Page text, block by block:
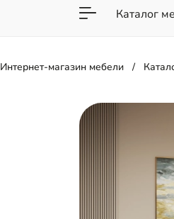
Каталог
Интернет-магазин мебели